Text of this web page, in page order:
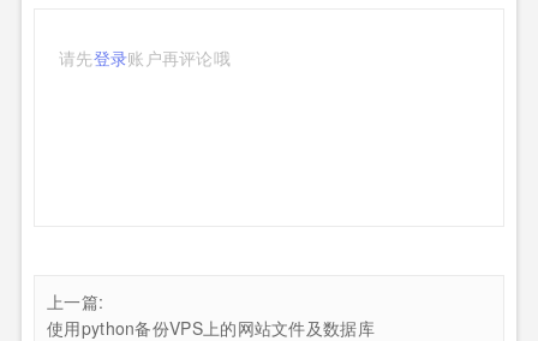
请先登录账户再评论哦
上一篇:
使用python备份VPS上的网站文件及数据库